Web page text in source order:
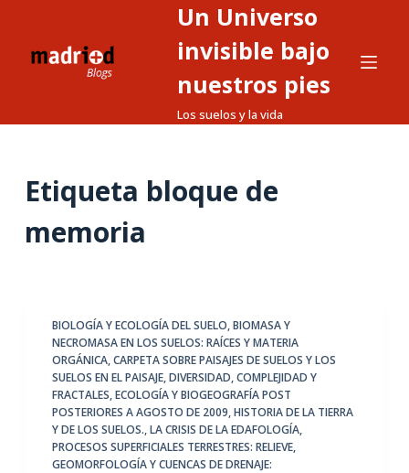
Un Universo
invisible bajo
nuestros pies
Los suelos y la vida
Etiqueta bloque de
memoria
BIOLOGÍA Y ECOLOGÍA DEL SUELO,BIOMASA Y
NECROMASA EN LOS SUELOS: RAÍCES Y MATERIA
ORGÁNICA,CARPETA SOBRE PAISAJES DE SUELOS Y LOS
SUELOS EN EL PAISAJE,DIVERSIDAD, COMPLEJIDAD Y
FRACTALES,ECOLOGÍA Y BIOGEOGRAFÍA POST
POSTERIORES A AGOSTO DE 2009,HISTORIA DE LA TIERRA
Y DE LOS SUELOS.,LA CRISIS DE LA EDAFOLOGÍA,
PROCESOS SUPERFICIALES TERRESTRES: RELIEVE,
GEOMORFOLOGÍA Y CUENCAS DE DRENAJE: